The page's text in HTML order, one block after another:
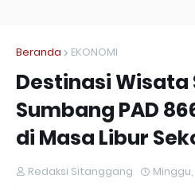
Beranda EKONOMI
Destinasi Wisata
Sumbang PAD
di Masa Libur
Redaksi Sitanggang